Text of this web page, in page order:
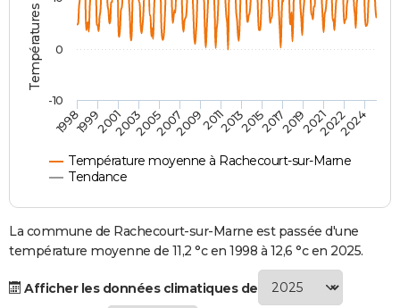
BONS PLANS
CARTE DE VOEUX
Carte de Noël
Carte Bonne année
Carte Saint-Valentin
Carte Pâques
Carte d'anniversaire
DICTIONNAIRE
Dictionnaire
Biographies
Citations
Expressions
Proverbes
PROGRAMME TV
COPAINS D'AVANT
S'inscrire
Se connecter
Lycées
Collèges
Primaires
Universités
Entreprises
Service militaire
Avis de recherche
AVIS DE DÉCÈS
FORUM
Température moyenne à Rachecourt-sur-Marne
Tendance
199819992001200320052007200920112013201520172019202120222024
-10
0
La commune de Rachecourt-sur-Marne est passée d'une
température moyenne de 11,2 °c en 1998 à 12,6 °c en 2025.
Afficher les données climatiques de